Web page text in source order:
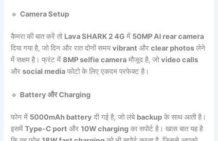
🔹Camera Setup
कैमरा की बात करें तो Lava SHARK 2 4G में 50MP AI rear camera
दिया गया है, जो दिन और रात दोनों समयvibrant औरclear photos लेने
में सक्षम है। फ्रंट में8MP selfie camera मौजूद है, जोvideo calls
औरsocial media फोटो के लिए एकदम परफेक्ट है।
🔹 Battery और Charging
फोन में 5000mAh battery दी गई है, जो लंबे backup के साथ आती है।
इसमेंType-C port और10W charging का सपोर्ट है। खास बात यह है